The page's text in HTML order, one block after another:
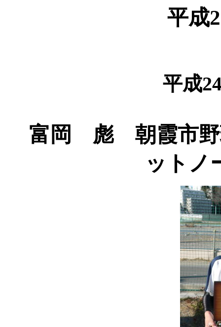
平成
平成
富岡 彪 朝霞市野
ットノ